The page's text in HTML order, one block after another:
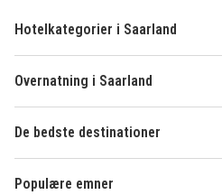
Hotelkategorier i Saarland
Overnatning i Saarland
De bedste destinationer
Populære emner